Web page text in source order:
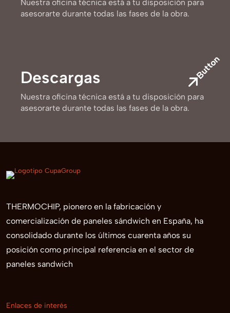
Nuestra oficina técnica está a tu disposición para
asesorarte durante todas las fases de la obra.
Button
Descargas
Nuestra oficina técnica está a tu disposición para
asesorarte durante todas las fases de la obra.
THERMOCHIP, pionero en la fabricación y
comercialización de paneles sándwich en España, ha
consolidado durante los últimos cuarenta años su
posición como principal referencia en el sector de
paneles sandwich
Enlaces de interés